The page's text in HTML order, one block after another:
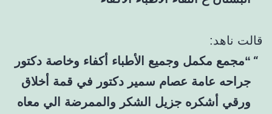
قالت ناهد:
“مجمع مكمل وجميع الأطباء أكفاء وخاصة دكتور
جراحه عامة عصام سمير دكتور في قمة أخلاق
ورقي أشكره جزيل الشكر والممرضة الي معاه